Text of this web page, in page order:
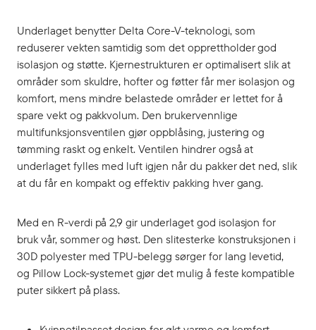
Underlaget benytter Delta Core-V-teknologi, som
reduserer vekten samtidig som det opprettholder god
isolasjon og støtte. Kjernestrukturen er optimalisert slik at
områder som skuldre, hofter og føtter får mer isolasjon og
komfort, mens mindre belastede områder er lettet for å
spare vekt og pakkvolum. Den brukervennlige
multifunksjonsventilen gjør oppblåsing, justering og
tømming raskt og enkelt. Ventilen hindrer også at
underlaget fylles med luft igjen når du pakker det ned, slik
at du får en kompakt og effektiv pakking hver gang.
Med en R-verdi på 2,9 gir underlaget god isolasjon for
bruk vår, sommer og høst. Den slitesterke konstruksjonen i
30D polyester med TPU-belegg sørger for lang levetid,
og Pillow Lock-systemet gjør det mulig å feste kompatible
puter sikkert på plass.